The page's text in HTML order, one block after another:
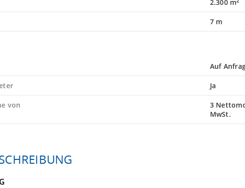
2.300 m
7 m
Auf
Ja
von
3
MwSt.